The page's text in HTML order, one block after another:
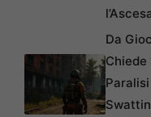
Da
Chiede